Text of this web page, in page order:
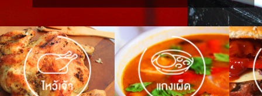
ชั่งตวงเนย